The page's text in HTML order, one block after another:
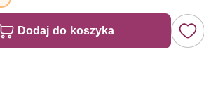
Dodaj do koszyka